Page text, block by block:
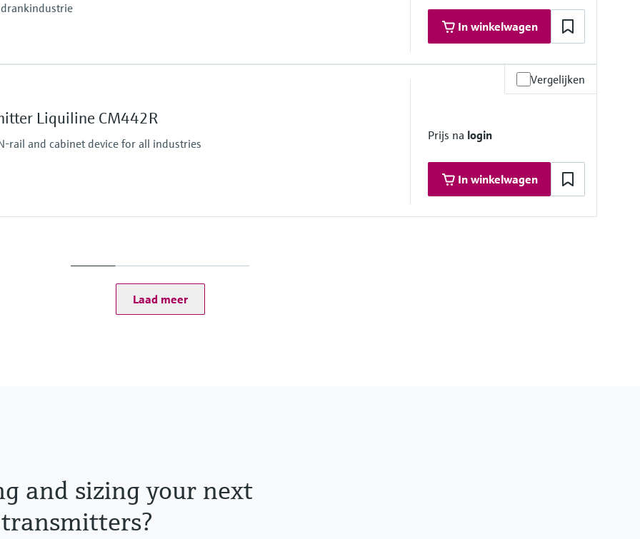
In winkelwagen
for max. 45 min
min)
Vergelijken
Liquiline CM442R
rail and cabinet device for all industries
Prijs na login
In winkelwagen
Optional Display: IP66
Laad meer
and sizing your next